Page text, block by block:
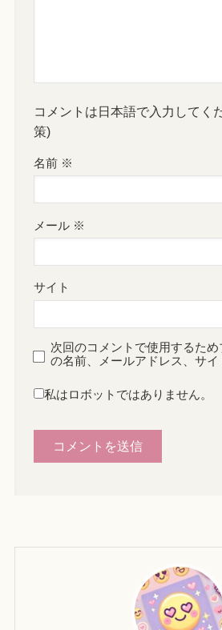
コメントは日本語で入力してく
策)
名前 ※
メール ※
サイト
次回のコメントで使用するた
の名前、メールアドレス、サイ
私はロボットではありません。